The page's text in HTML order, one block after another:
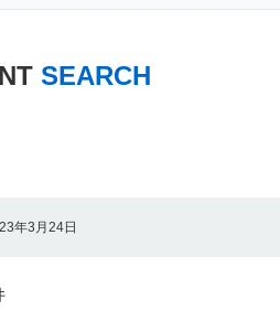
SEARCH
年3月24日